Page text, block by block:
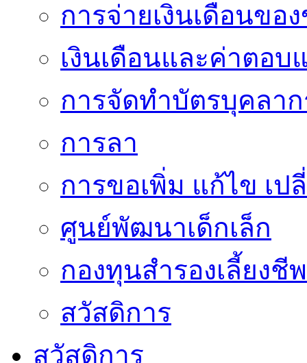
การจ่ายเงินเดือนขอ
เงินเดือนและค่าตอบ
การจัดทำบัตรบุคลา
การลา
การขอเพิ่ม แก้ไข เ
ศูนย์พัฒนาเด็กเล็ก
กองทุนสำรองเลี้ยงชีพ
สวัสดิการ
สวัสดิการ